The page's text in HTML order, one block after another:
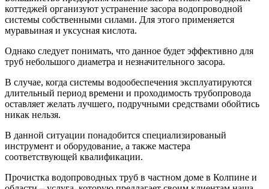
коттеджей организуют устранение засора водопроводной
системы собственными силами. Для этого применяется
муравьиная и уксусная кислота.
Однако следует понимать, что данное будет эффективно для
труб небольшого диаметра и незначительного засора.
В случае, когда системы водообеспечения эксплуатируются
длительный период времени и проходимость трубопровода
оставляет желать лучшего, подручными средствами обойтись
никак нельзя.
В данной ситуации понадобится специализированый
инструмент и оборудование, а также мастера
соответствующей квалификации.
Прочистка водопроводных труб в частном доме в Колпине и